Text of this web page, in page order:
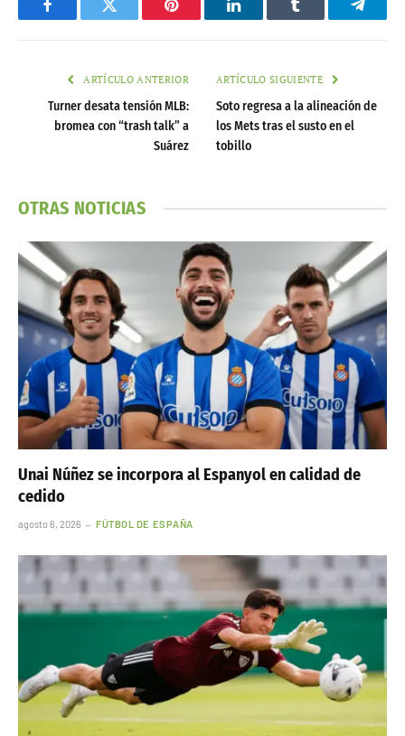
FacebookTwitter Pinterest LinkedInTumblr
ARTÍCULO ANTERIOR
Turner desata tensión MLB:
bromea con “trash talk” a
Suárez
ARTÍCULO SIGUIENTE
Soto regresa a la alineación de
los Mets tras el susto en el
tobillo
OTRAS NOTICIAS
Unai Núñez se incorpora al Espanyol en calidad de
cedido
agosto 6, 2026 FÚTBOL DE ESPAÑA